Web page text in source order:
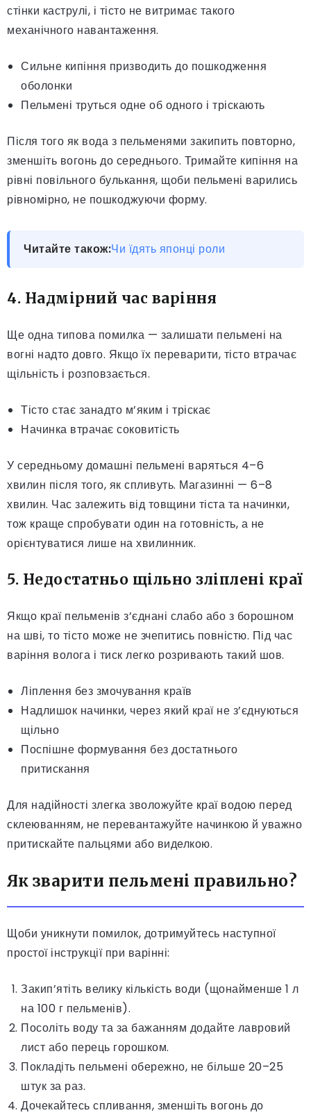
стінки каструлі, і тісто не витримає такого
механічного навантаження.
Сильне кипіння призводить до пошкодження
оболонки
Пельмені труться одне об одного і тріскають
Після того як вода з пельменями закипить повторно,
зменшіть вогонь до середнього. Тримайте кипіння на
рівні повільного булькання, щоби пельмені варились
рівномірно, не пошкоджуючи форму.
Читайте також:Чи їдять японці роли
4. Надмірний час варіння
Ще одна типова помилка — залишати пельмені на
вогні надто довго. Якщо їх переварити, тісто втрачає
щільність і розповзається.
Тісто стає занадто м’яким і тріскає
Начинка втрачає соковитість
У середньому домашні пельмені варяться 4–6
хвилин після того, як спливуть. Магазинні — 6–8
хвилин. Час залежить від товщини тіста та начинки,
тож краще спробувати один на готовність, а не
орієнтуватися лише на хвилинник.
5. Недостатньо щільно зліплені краї
Якщо краї пельменів з’єднані слабо або з борошном
на шві, то тісто може не зчепитись повністю. Під час
варіння волога і тиск легко розривають такий шов.
Ліплення без змочування країв
Надлишок начинки, через який краї не з’єднуються
щільно
Поспішне формування без достатнього
притискання
Для надійності злегка зволожуйте краї водою перед
склеюванням, не перевантажуйте начинкою й уважно
притискайте пальцями або виделкою.
Як зварити пельмені правильно?
Щоби уникнути помилок, дотримуйтесь наступної
простої інструкції при варінні:
Закип’ятіть велику кількість води (щонайменше 1 л
на 100 г пельменів).
Посоліть воду та за бажанням додайте лавровий
лист або перець горошком.
Покладіть пельмені обережно, не більше 20–25
штук за раз.
Дочекайтесь спливання, зменшіть вогонь до